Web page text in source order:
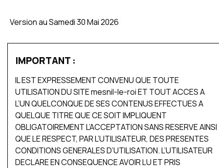
Version au Samedi 30 Mai 2026
IMPORTANT :
IL EST EXPRESSEMENT CONVENU QUE TOUTE
UTILISATION DU SITE mesnil-le-roi ET TOUT ACCES A
L’UN QUELCONQUE DE SES CONTENUS EFFECTUES A
QUELQUE TITRE QUE CE SOIT IMPLIQUENT
OBLIGATOIREMENT L’ACCEPTATION SANS RESERVE AINSI
QUE LE RESPECT, PAR L’UTILISATEUR, DES PRESENTES
CONDITIONS GENERALES D’UTILISATION. L’UTILISATEUR
DECLARE EN CONSEQUENCE AVOIR LU ET PRIS